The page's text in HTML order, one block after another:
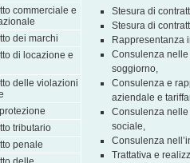
commerciale e
dei marchi
di locazione e
delle violazioni
tributario
penale
Stesura di
Stesura di
Rappresentanza
Consulenza
soggiorno,
Consulenza e
aziendale e
Consulenza
sociale,
Consulenza
Trattativa e